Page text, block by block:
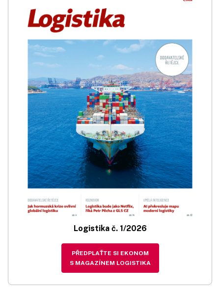
Logistika č. 1/2026
PŘEDPLAŤTE SI EKONOM
S MAGAZÍNEM LOGISTIKA